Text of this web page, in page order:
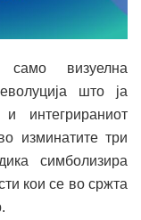
само визуелна
што ја
и интегрираниот
изминатите три
симболизира
кои се во сржта